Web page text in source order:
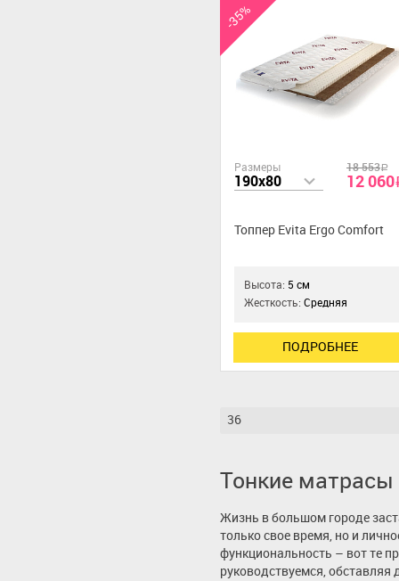
-35%
Размеры
190x80
18 553a
12 060
Топпер Evita Ergo Comfort
Высота: 5 см
Жесткость:Средняя
ПОДРОБНЕЕ
36
Тонкие
Жизнь в большом городе
только свое время, но и
функциональность – вот те
руководствуемся,